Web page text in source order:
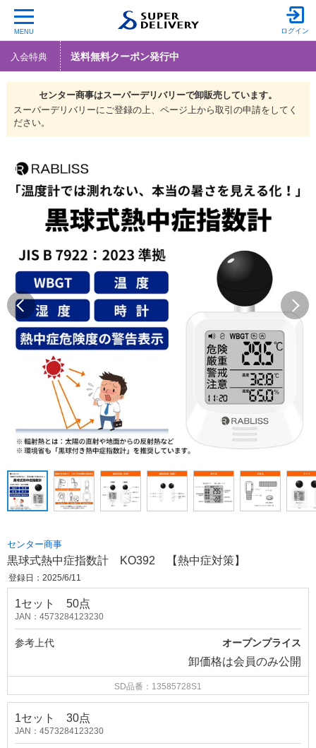
MENU ログイン
入会特典 送料無料クーポン発行中
センター商事はスーパーデリバリーで卸販売しています。
スーパーデリバリーにご登録の上、ページ上から取引の申請をしてく
ださい。
センター商事
黒球式熱中症指数計 KO392 【熱中症対策】
登録日：2025/6/11
1セット 50点
JAN：4573284123230
参考上代 オープンプライス
卸価格は会員のみ公開
SD品番：13585728S1
1セット 30点
JAN：4573284123230